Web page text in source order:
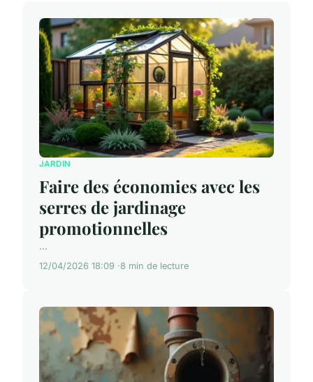
JARDIN
Faire des économies avec les
serres de jardinage
promotionnelles
...
12/04/2026 18:09 8 min de lecture